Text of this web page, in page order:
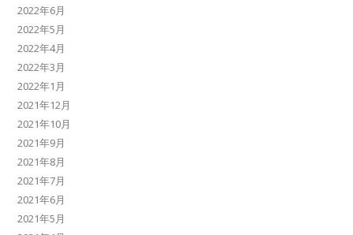
2022年6月
2022年5月
2022年4月
2022年3月
2022年1月
2021年12月
2021年10月
2021年9月
2021年8月
2021年7月
2021年6月
2021年5月